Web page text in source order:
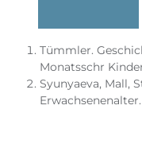
Tümmler.
Monatsschr
Syunyaeva, Mall,